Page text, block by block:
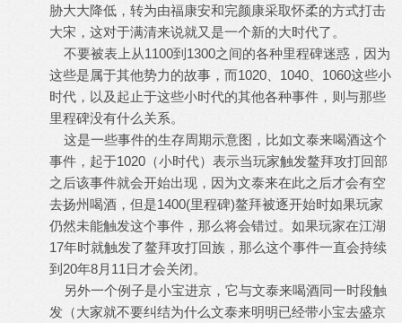
胁大大降低，转为由福康安和完颜康采取怀柔的方式打击
大宋，这对于满清来说就又是一个新的大时代了。
不要被表上从1100到1300之间的各种里程碑迷惑，因为
这些是属于其他势力的故事，而1020、1040、1060这些小
时代，以及起止于这些小时代的其他各种事件，则与那些
里程碑没有什么关系。
这是一些事件的生存周期示意图，比如文泰来喝酒这个
事件，起于1020（小时代）表示当玩家触发鳌拜攻打回部
之后该事件就会开始出现，因为文泰来在此之后才会有空
去扬州喝酒，但是1400(里程碑)鳌拜被逐开始时如果玩家
仍然未能触发这个事件，那么将会错过。如果玩家在江湖
17年时就触发了鳌拜攻打回族，那么这个事件一直会持续
到20年8月11日才会关闭。
另外一个例子是小宝进京，它与文泰来喝酒同一时段触
发（大家就不要纠结为什么文泰来明明已经带小宝去盛京